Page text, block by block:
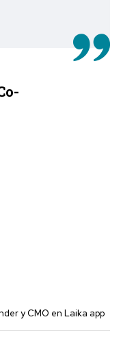
y CMO en Laika app